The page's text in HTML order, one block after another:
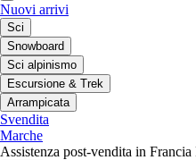
Nuovi arrivi
Sci
Snowboard
Sci alpinismo
Escursione & Trek
Arrampicata
Svendita
Marche
Assistenza post-vendita in Francia